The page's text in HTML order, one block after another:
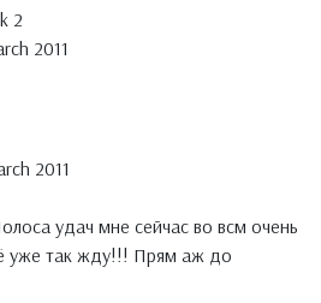
2
2011
2011
удач мне сейчас во всм очень
уже так жду!!! Прям аж до